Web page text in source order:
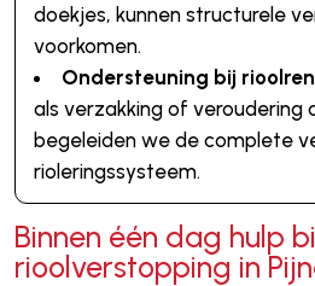
doekjes, kunnen structurele
voorkomen.
Ondersteuning bij
als verzakking of veroudering
begeleiden we de complete
rioleringssysteem.
Binnen één dag hulp
rioolverstopping in